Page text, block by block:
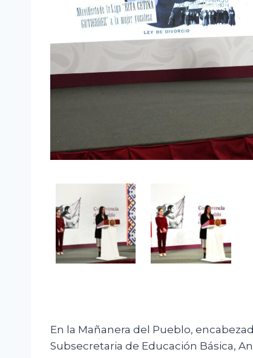
En la Mañanera del Pueblo,
Subsecretaria de Educación Básica,